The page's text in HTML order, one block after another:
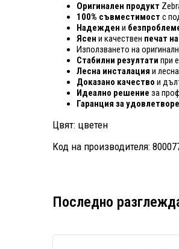
Оригинален продукт
100% съвместимост с
Надежден и
Ясен и качествен печат
Използването на
Стабилни резултати при
Лесна инсталация и
Доказано качество и
Идеално решение за
Гаранция за
Цвят: цветен
Код на производителя:
Последно